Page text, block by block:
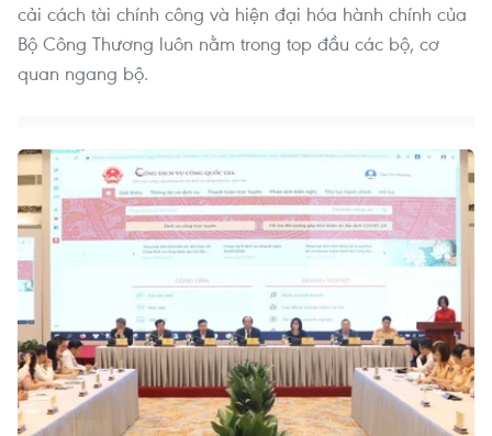
cải cách tài chính công và hiện đại hóa hành chính của
Bộ Công Thương luôn nằm trong top đầu các bộ, cơ
quan ngang bộ.